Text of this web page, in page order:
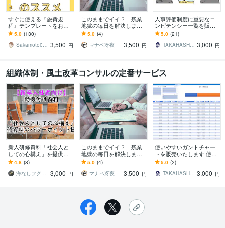
すぐに使える『旅費規
程』テンプレートをお渡
しします 効果的な経費削
減に取り組めます
5.0 (130)
Sakamoto0818 3,500 円
このままでイイ？ 残業
地獄の毎日を解決します
DM相談からでもOK！ま
とまらない現状も的確に
読み解きます
5.0 (4)
マナベ冴夜
3,500 円
人事評価制度に重要なコ
ンピテンシー一覧を販売
します 人事評価制度を構
築したい方へ！大変重要
な項目です！
5.0 (21)
TAKAHASHI0000 3,000 円
組織体制・風土改革コンサルの定番サービス
新人研修資料「社会人と
しての心構え」を提供し
ます そのまま使える台本
付きパワーポイントデー
タです
4.8 (8)
海なしフグたろう
3,000 円
このままでイイ？ 残業
地獄の毎日を解決します
DM相談からでもOK！ま
とまらない現状も的確に
読み解きます
5.0 (4)
マナベ冴夜
3,500 円
使いやすいガントチャー
トを販売いたします 使い
やすく、説明しやすいガ
ントチャートです。
5.0 (2)
TAKAHASHI0000 3,000 円